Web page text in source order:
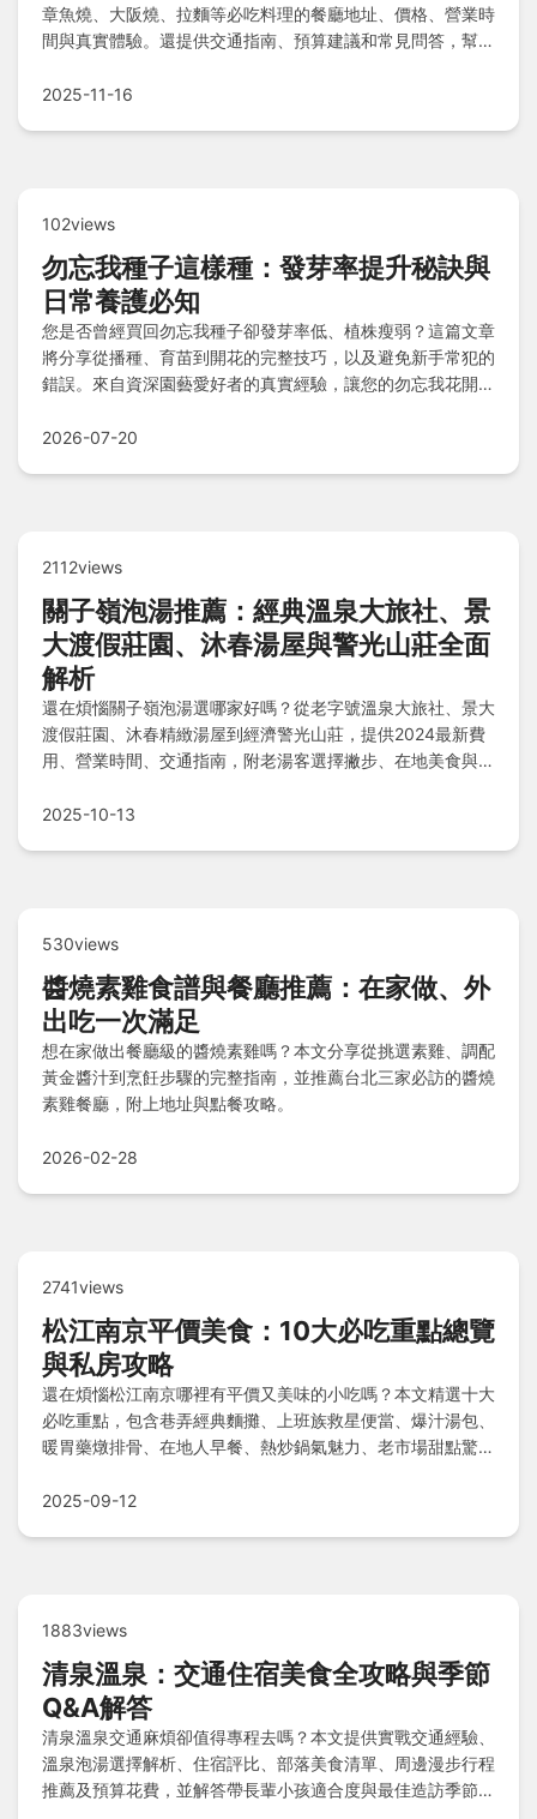
章魚燒、大阪燒、拉麵等必吃料理的餐廳地址、價格、營業時
間與真實體驗。還提供交通指南、預算建議和常見問答，幫助
巷隱藏版，一篇搞定所有美食需求！
2025-11-16
102views
勿忘我種子這樣種：發芽率提升秘訣與
日常養護必知
您是否曾經買回勿忘我種子卻發芽率低、植株瘦弱？這篇文章
將分享從播種、育苗到開花的完整技巧，以及避免新手常犯的
錯誤。來自資深園藝愛好者的真實經驗，讓您的勿忘我花開滿
2026-07-20
2112views
關子嶺泡湯推薦：經典溫泉大旅社、景
大渡假莊園、沐春湯屋與警光山莊全面
解析
還在煩惱關子嶺泡湯選哪家好嗎？從老字號溫泉大旅社、景大
渡假莊園、沐春精緻湯屋到經濟警光山莊，提供2024最新費
用、營業時間、交通指南，附老湯客選擇撇步、在地美食與常
2025-10-13
530views
醬燒素雞食譜與餐廳推薦：在家做、外
出吃一次滿足
想在家做出餐廳級的醬燒素雞嗎？本文分享從挑選素雞、調配
黃金醬汁到烹飪步驟的完整指南，並推薦台北三家必訪的醬燒
素雞餐廳，附上地址與點餐攻略。
2026-02-28
2741views
松江南京平價美食：10大必吃重點總覽
與私房攻略
還在煩惱松江南京哪裡有平價又美味的小吃嗎？本文精選十大
必吃重點，包含巷弄經典麵攤、上班族救星便當、爆汁湯包、
暖胃藥燉排骨、在地人早餐、熱炒鍋氣魅力、老市場甜點驚
房建議與常見問題解答，讓您避開地雷，輕鬆享受高CP值美
2025-09-12
1883views
清泉溫泉：交通住宿美食全攻略與季節
Q&A解答
清泉溫泉交通麻煩卻值得專程去嗎？本文提供實戰交通經驗、
溫泉泡湯選擇解析、住宿評比、部落美食清單、周邊漫步行程
推薦及預算花費，並解答帶長輩小孩適合度與最佳造訪季節疑